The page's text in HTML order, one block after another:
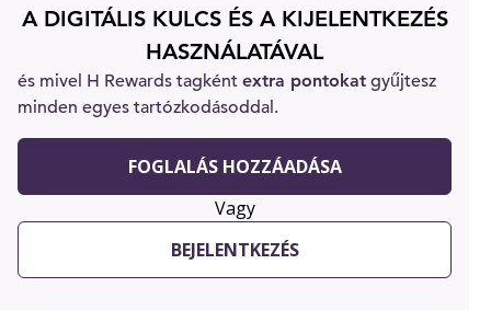
A DIGITÁLIS KULCS ÉS A KIJELENTKEZÉS
HASZNÁLATÁVAL
és mivel H Rewards tagként extra pontokat gyűjtesz
minden egyes tartózkodásoddal.
FOGLALÁS HOZZÁADÁSA
Vagy
BEJELENTKEZÉS